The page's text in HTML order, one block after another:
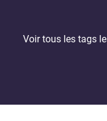
Voir tous les tags